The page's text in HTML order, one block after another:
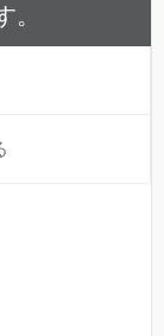
。